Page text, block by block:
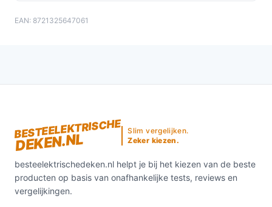
EAN: 8721325647061
BESTEELEKTRISCHE
DEKEN.NL
Slim vergelijken.
Zeker kiezen.
besteelektrischedeken.nl helpt je bij het kiezen van de beste
producten op basis van onafhankelijke tests, reviews en
vergelijkingen.